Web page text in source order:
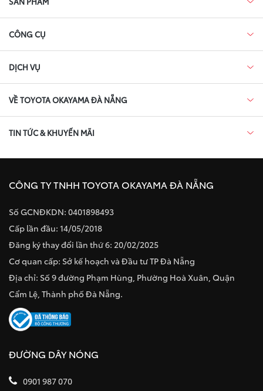
CÔNG CỤ
DỊCH VỤ
VỀ TOYOTA OKAYAMA ĐÀ NẴNG
TIN TỨC & KHUYẾN MÃI
CÔNG TY TNHH TOYOTA OKAYAMA ĐÀ NẴNG
Số GCNĐKDN: 0401898493
Cấp lần đầu: 14/05/2018
Đăng ký thay đổi lần thứ 6: 20/02/2025
Cơ quan cấp: Sở kế hoạch và Đầu tư TP Đà Nẵng
Địa chỉ: Số 9 đường Phạm Hùng, Phường Hoà Xuân, Quận
Cẩm Lệ, Thành phố Đà Nẵng.
ĐƯỜNG DÂY NÓNG
0901 987 070